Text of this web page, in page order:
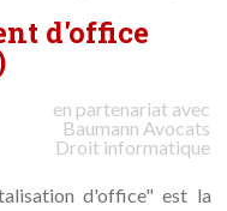
d'office
en partenariat avec
Baumann Avocats
Droit informatique
d'office" est la